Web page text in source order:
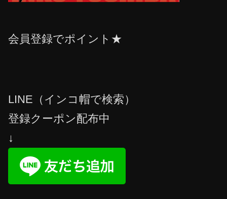
会員登録でポイント★
LINE（インコ帽で検索）
登録クーポン配布中
↓